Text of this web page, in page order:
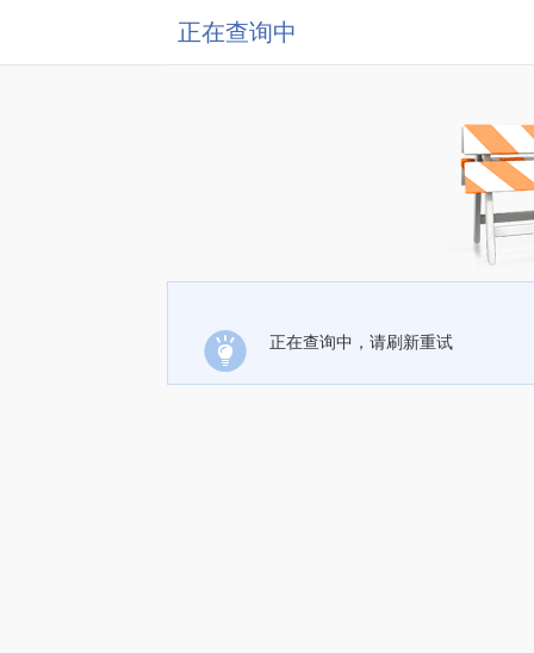
正在查询中
正在查询中，请刷新重试